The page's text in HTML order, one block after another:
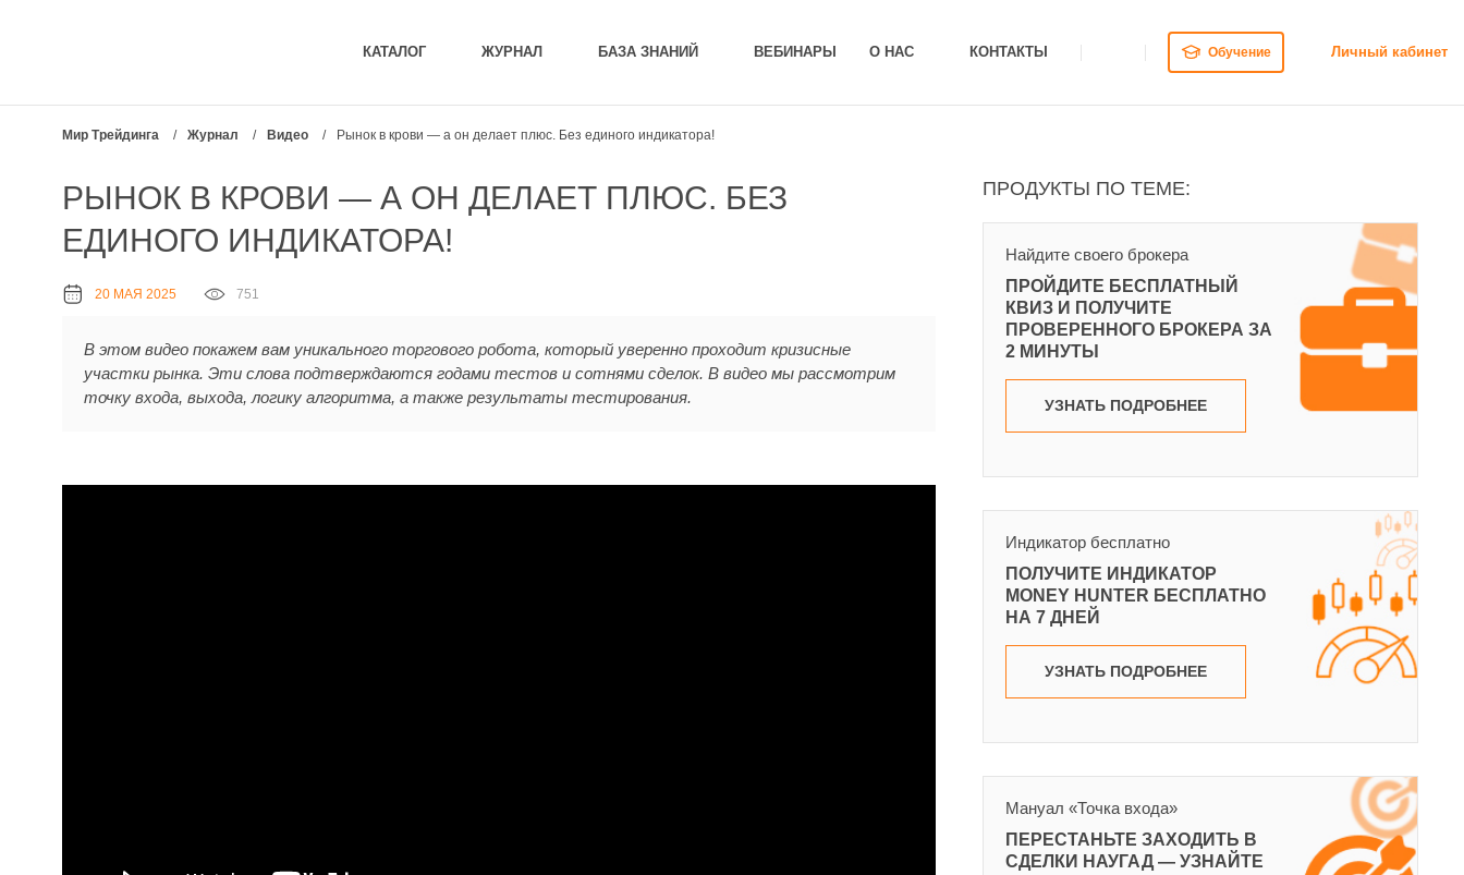
КАТАЛОГ ЖУРНАЛ БАЗА ЗНАНИЙ ВЕБИНАРЫ О НАС КОНТАКТЫ Обучение Личный кабинет
Мир Трейдинга / Журнал / Видео / Рынок в крови — а он делает плюс. Без единого индикатора!
РЫНОК В КРОВИ — А ОН ДЕЛАЕТ ПЛЮС. БЕЗ
ЕДИНОГО ИНДИКАТОРА!
20 МАЯ 2025 751
В этом видео покажем вам уникального торгового робота, который уверенно проходит кризисные
участки рынка. Эти слова подтверждаются годами тестов и сотнями сделок. В видео мы рассмотрим
точку входа, выхода, логику алгоритма, а также результаты тестирования.
ПРОДУКТЫ ПО ТЕМЕ:
Найдите своего брокера
ПРОЙДИТЕ БЕСПЛАТНЫЙ
КВИЗ И ПОЛУЧИТЕ
ПРОВЕРЕННОГО БРОКЕРА ЗА
2 МИНУТЫ
УЗНАТЬ ПОДРОБНЕЕ
Индикатор бесплатно
ПОЛУЧИТЕ ИНДИКАТОР
MONEY HUNTER БЕСПЛАТНО
НА 7 ДНЕЙ
УЗНАТЬ ПОДРОБНЕЕ
Мануал «Точка входа»
ПЕРЕСТАНЬТЕ ЗАХОДИТЬ В
СДЕЛКИ НАУГАД — УЗНАЙТЕ